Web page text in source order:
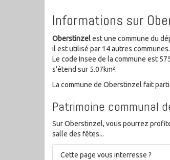
Informations sur
Oberstinzelest une commune du
il est utilisé par 14 autres communes.
Le code Insee de la commune est
s'étend sur 5.07km².
La commune de Oberstinzel fait
Patrimoine communal
Sur Oberstinzel, vous pourrez
salle des fêtes...
Cette page vous interresse ?